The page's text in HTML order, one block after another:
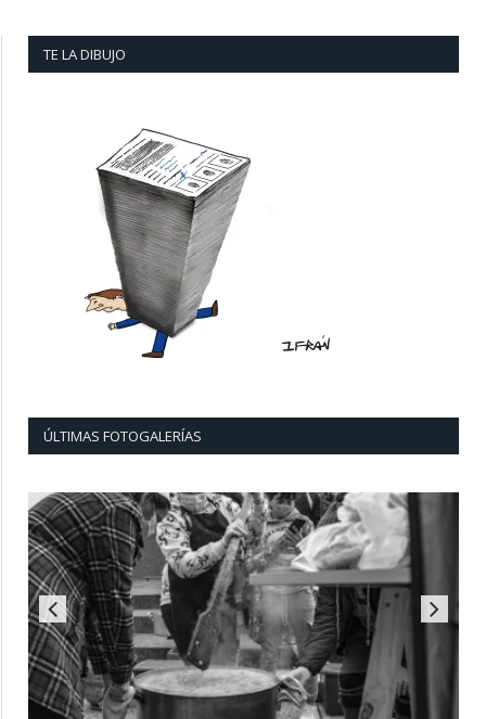
TE LA DIBUJO
ÚLTIMAS FOTOGALERÍAS